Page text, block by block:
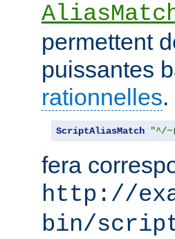
permettent
puissantes
rationnelles
ScriptAliasMatch "^/
fera
http://
bin/